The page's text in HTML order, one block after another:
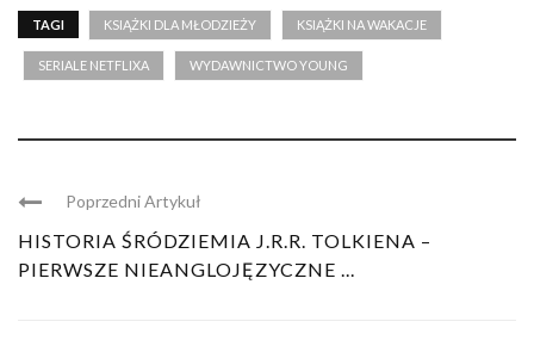
TAGI KSIĄŻKI DLA MŁODZIEŻY KSIĄŻKI NA WAKACJE
SERIALE NETFLIXA WYDAWNICTWO YOUNG
Poprzedni Artykuł
HISTORIA ŚRÓDZIEMIA J.R.R. TOLKIENA –
PIERWSZE NIEANGLOJĘZYCZNE ...